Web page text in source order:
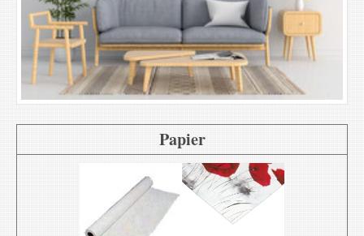
Papier